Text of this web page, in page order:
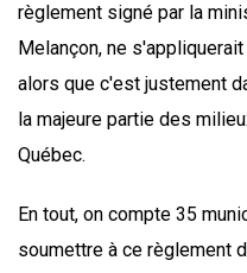
règlement signé par la
Melançon, ne
alors que c'est justement
la majeure partie des
Québec.
En tout, on compte 35
soumettre à ce règlement